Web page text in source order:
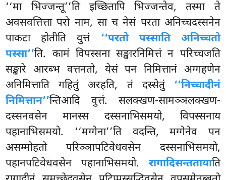
‘‘मा भिज्जन्तू’’ति इच्छितापि भिज्जन्तेव, तस्मा ते
अवसवत्तित्ता परो नाम, सा च नेसं परता अनिच्चदस्सनेन
पाकटा होतीति वुत्तं ‘‘परतो पस्साति अनिच्चतो
पस्सा’’ति. कामं विपस्सना सङ्खारनिमित्तं न परिच्चजति
सङ्खारे आरब्भ वत्तनतो, येसं पन निमित्तानं अग्गहणेन
अनिमित्ताति गहितुं अरहति, तं दस्सेतुं ‘‘निच्चादीनं
निमित्तान’’न्तिआदि वुत्तं. सलक्खण-सामञ्ञलक्खण-
दस्सनवसेन मानस्स दस्सनाभिसमयो, विपस्सनाय
पहानाभिसमयो. ‘‘मग्गेना’’ति वदन्ति, मग्गेनेव पन
असम्मोहतो परिञ्ञापटिवेधवसेन दस्सनाभिसमयो,
पहानपटिवेधवसेन पहानाभिसमयो. रागादिसन्ततायाति